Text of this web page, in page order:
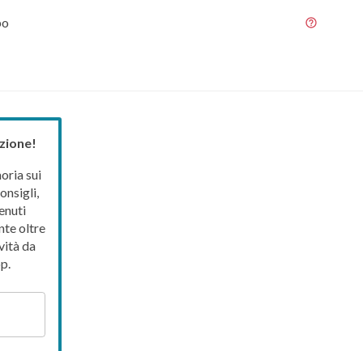
sui
oltre
da